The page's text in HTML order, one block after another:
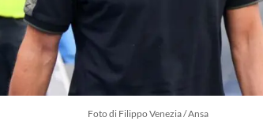
Foto di Filippo Venezia / Ansa